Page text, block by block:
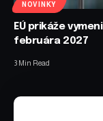
NOVINKY
EÚ prikáže
februára 2027
3 Min Read